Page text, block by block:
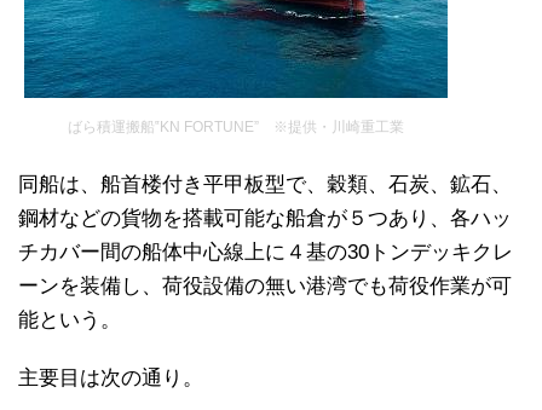
ばら積運搬船‟KN FORTUNE” ※提供・川崎重工業
同船は、船首楼付き平甲板型で、穀類、石炭、鉱石、
鋼材などの貨物を搭載可能な船倉が５つあり、各ハッ
チカバー間の船体中心線上に４基の30トンデッキクレ
ーンを装備し、荷役設備の無い港湾でも荷役作業が可
能という。
主要目は次の通り。